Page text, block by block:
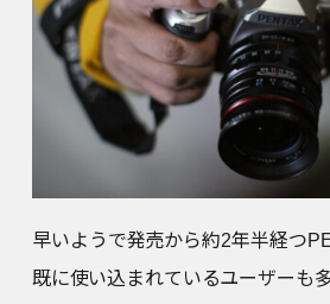
早いようで発売から約2年半経つ
既に使い込まれているユーザーも